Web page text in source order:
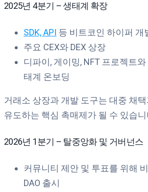
2025년 4분기 – 생태계 확장
SDK, API 등 비트코인 하이퍼 개
주요 CEX와 DEX 상장
디파이, 게이밍, NFT 프로젝트
태계 온보딩
거래소 상장과 개발 도구는 대중 채
유도하는 핵심 촉매제가 될 수 있습니
2026년 1분기 – 탈중앙화 및 거버넌스
커뮤니티 제안 및 투표를 위해
DAO 출시